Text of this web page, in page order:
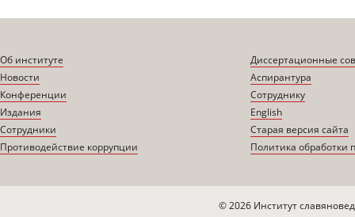
Об институте
Новости
Конференции
Издания
Сотрудники
Противодействие коррупции
Диссертационные
Аспирантура
Сотруднику
English
Старая версия сайта
Политика обработки
© 2026 Институт